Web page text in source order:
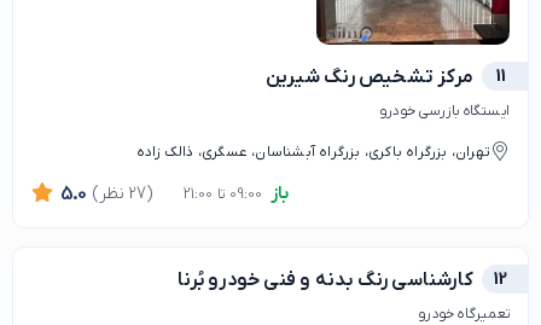
11 مرکز تشخیص رنگ شیرین
ایستگاه بازرسی خودرو
تهران، بزرگراه باکری، بزرگراه آبشناسان، عسگری، ذالک زاده
باز 5.0 (27 نظر)
12 کارشناسی رنگ بدنه و فنی خودرو بُرنا
تعمیرگاه خودرو